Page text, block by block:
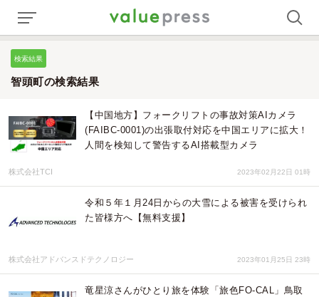
検索結果
智頭町の検索結果
【中国地方】フォークリフトの事故対策AIカメラ
(FAIBC-0001)の出張取付対応を中国エリアに拡大！
人間を検知して警告するAI搭載型カメラ
株式会社TCI 2023年02月22日 01時
令和５年１月24日からの大雪による被害を受けられ
た皆様方へ【無料支援】
株式会社アドバンスドテクノロジー 2023年01月25日 23時
竜星涼さんがひとり旅を体験「旅色FO-CAL」鳥取